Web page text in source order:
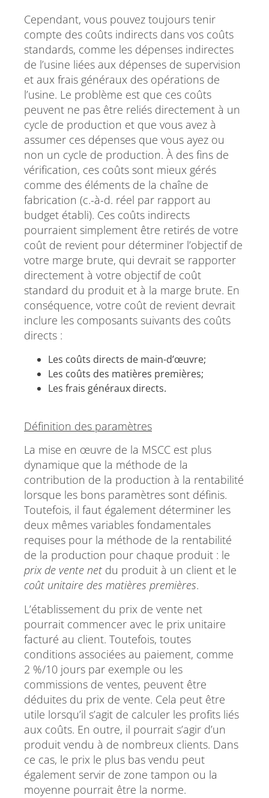
Cependant, vous pouvez toujours tenir
compte des coûts indirects dans vos coûts
standards, comme les dépenses indirectes
de l’usine liées aux dépenses de supervision
et aux frais généraux des opérations de
l’usine. Le problème est que ces coûts
peuvent ne pas être reliés directement à un
cycle de production et que vous avez à
assumer ces dépenses que vous ayez ou
non un cycle de production. À des fins de
vérification, ces coûts sont mieux gérés
comme des éléments de la chaîne de
fabrication (c.-à-d. réel par rapport au
budget établi). Ces coûts indirects
pourraient simplement être retirés de votre
coût de revient pour déterminer l’objectif de
votre marge brute, qui devrait se rapporter
directement à votre objectif de coût
standard du produit et à la marge brute. En
conséquence, votre coût de revient devrait
inclure les composants suivants des coûts
directs :
Les coûts directs de main-d’œuvre;
Les coûts des matières premières;
Les frais généraux directs.
Définition des paramètres
La mise en œuvre de la MSCC est plus
dynamique que la méthode de la
contribution de la production à la rentabilité
lorsque les bons paramètres sont définis.
Toutefois, il faut également déterminer les
deux mêmes variables fondamentales
requises pour la méthode de la rentabilité
de la production pour chaque produit : le
prix de vente net du produit à un client et le
coût unitaire des matières premières.
L’établissement du prix de vente net
pourrait commencer avec le prix unitaire
facturé au client. Toutefois, toutes
conditions associées au paiement, comme
2 %/10 jours par exemple ou les
commissions de ventes, peuvent être
déduites du prix de vente. Cela peut être
utile lorsqu’il s’agit de calculer les profits liés
aux coûts. En outre, il pourrait s’agir d’un
produit vendu à de nombreux clients. Dans
ce cas, le prix le plus bas vendu peut
également servir de zone tampon ou la
moyenne pourrait être la norme.